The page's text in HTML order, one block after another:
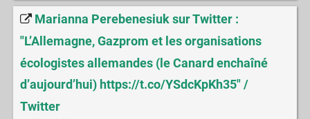
Marianna Perebenesiuk sur Twitter :
"L’Allemagne, Gazprom et les organisations
écologistes allemandes (le Canard enchaîné
d’aujourd’hui) https://t.co/YSdcKpKh35" /
Twitter